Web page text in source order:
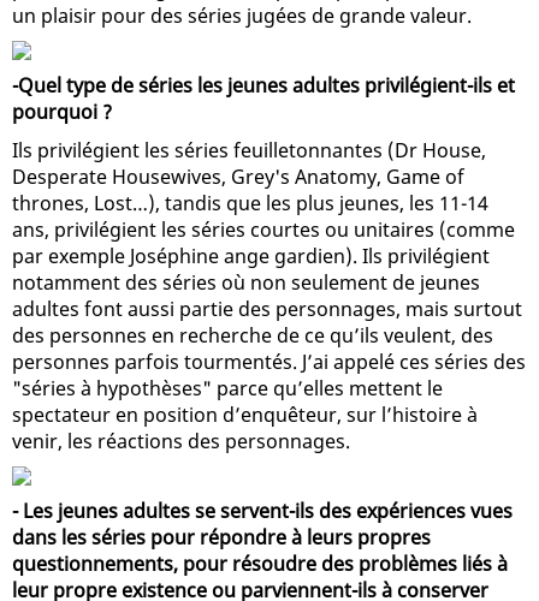
un plaisir pour des séries jugées de grande valeur.
-Quel type de séries les jeunes adultes privilégient-ils et
pourquoi ?
Ils privilégient les séries feuilletonnantes (Dr House,
Desperate Housewives, Grey's Anatomy, Game of
thrones, Lost…), tandis que les plus jeunes, les 11-14
ans, privilégient les séries courtes ou unitaires (comme
par exemple Joséphine ange gardien). Ils privilégient
notamment des séries où non seulement de jeunes
adultes font aussi partie des personnages, mais surtout
des personnes en recherche de ce qu’ils veulent, des
personnes parfois tourmentés. J’ai appelé ces séries des
"séries à hypothèses" parce qu’elles mettent le
spectateur en position d’enquêteur, sur l’histoire à
venir, les réactions des personnages.
- Les jeunes adultes se servent-ils des expériences vues
dans les séries pour répondre à leurs propres
questionnements, pour résoudre des problèmes liés à
leur propre existence ou parviennent-ils à conserver